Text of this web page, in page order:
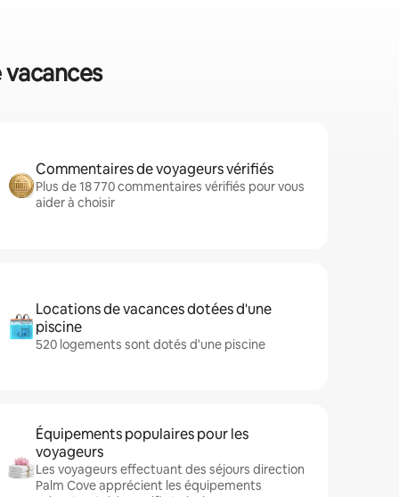
Commentaires de voyageurs vérifiés
Plus de 18 770 commentaires vérifiés pour vous
aider à choisir
Locations de vacances dotées d'une
piscine
520 logements sont dotés d'une piscine
Équipements populaires pour les
voyageurs
Les voyageurs effectuant des séjours direction
Palm Cove apprécient les équipements